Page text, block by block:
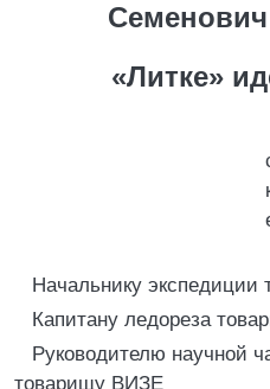
«Литке»
Начальнику
Капитану ледореза
Руководителю научной
товарищу ВИЗЕ